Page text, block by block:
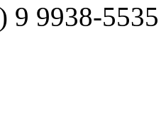
9 9938-